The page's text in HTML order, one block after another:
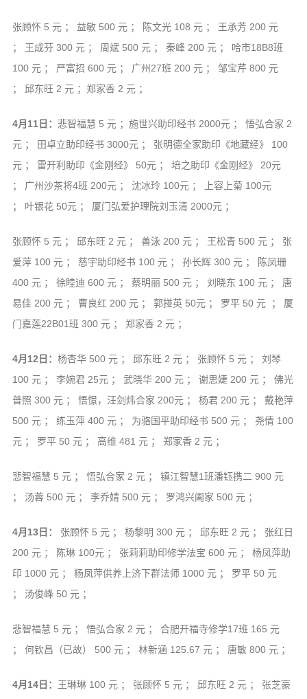
张顾怀 5 元 ； 益敏 500 元 ； 陈文光 108 元 ； 王承芳 200 元
； 王成芬 300 元 ； 周斌 500 元 ； 秦峰 200 元 ； 哈市18B8班
100 元 ； 严富招 600 元 ； 广州27班 200 元 ； 邹宝芹 800 元
； 邱东旺 2 元 ；郑家香 2 元 ；
4月11日： 悲智福慧 5 元 ；施世兴助印经书 2000元 ； 悟弘合家 2
元 ； 田卓立助印经书 3000元 ； 张明德全家助印《地藏经》 100
元 ； 雷开利助印《金刚经》 50元 ； 培之助印《金刚经》 20元
； 广州沙茶将4班 200元 ； 沈冰玲 100元 ； 上容上菊 100元
； 叶银花 50元 ； 厦门弘爱护理院刘玉清 2000元 ；
张顾怀 5 元 ； 邱东旺 2 元 ； 善泳 200 元 ； 王松青 500 元 ； 张
爱萍 100 元 ； 慈宇助印经书 100 元 ； 孙长辉 300 元 ； 陈凤珊
400 元 ； 徐睦迪 600 元 ； 蔡明丽 500 元 ； 刘晓东 100 元 ； 唐
易佳 200 元 ； 曹良红 200 元 ； 郭掽英 50元 ； 罗平 50 元 ； 厦
门嘉莲22B01班 300 元 ； 郑家香 2 元 ；
4月12日： 杨杏华 500 元 ； 邱东旺 2 元 ； 张顾怀 5 元 ； 刘琴
100 元 ； 李婉君 25元 ； 武晓华 200 元 ； 谢思婕 200 元 ； 佛光
普照 300 元 ； 悟憬，汪剑炜合家 200元 ； 杨君 200 元 ； 戴艳萍
500 元 ； 练玉萍 400 元 ； 为骆国平助印经书 500 元 ； 尧倩 100
元 ； 罗平 50 元 ； 高维 481 元 ； 郑家香 2 元 ；
悲智福慧 5 元 ； 悟弘合家 2 元 ； 镇江智慧1班潘钰携二 900 元
； 汤蓉 500 元 ； 李乔婧 500 元 ； 罗鸿兴阖家 500 元 ；
4月13日： 张顾怀 5 元 ； 杨黎明 300 元 ； 邱东旺 2 元 ； 张红日
200 元 ； 陈琳 100元 ； 张莉莉助印修学法宝 600 元 ； 杨凤萍助
印 1000 元 ； 杨凤萍供养上济下群法师 1000 元 ； 罗平 50 元
； 汤俊峰 50 元 ；
悲智福慧 5 元 ； 悟弘合家 2 元 ； 合肥开福寺修学17班 165 元
； 何钦昌（已故） 500 元 ； 林新涵 125.67 元 ； 唐敏 800 元 ；
4月14日： 王琳琳 100 元 ； 张顾怀 5 元 ； 邱东旺 2 元 ； 张芝豪